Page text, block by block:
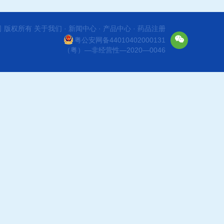
版权所有 关于我们 · 新闻中心 · 产品中心 · 药品注册
粤公安网备44010402000131
（粤）—非经营性—2020—0046